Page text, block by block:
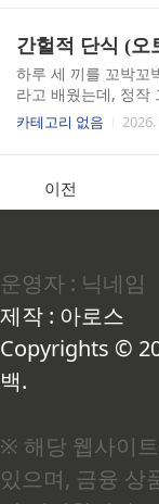
란 하루 동안 혈당이
는지를 나타내는 지
착각이 얼마나 위험
습니다. 국가건강검
저도 한동안 "국가에
고 생각했습니다. 국
암(40대부터), 대장
는 순간 구멍이 생깁
한 번도 빠뜨리지 않..
하루 세 끼를 꼬박꼬
라고 배웠는데, 정작
무거워진다면 어떻
이었습니다. 소화불
이 달라지는 걸 직접
이야기가 아닙니다.
공부를 하다 보니 정
공복이 일정 시간 이
스로를 정비하는 모
커니즘을 자가포식
합니다. 여..
카테고리 없음 2026.
이전
운영자 : 닉네임
제작 : 아로스
Copyrights ©
백.
※ 해당 웹사이
있으며, 금융 상